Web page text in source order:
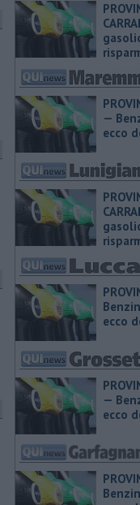
—
ecco
ecco
—
ecco